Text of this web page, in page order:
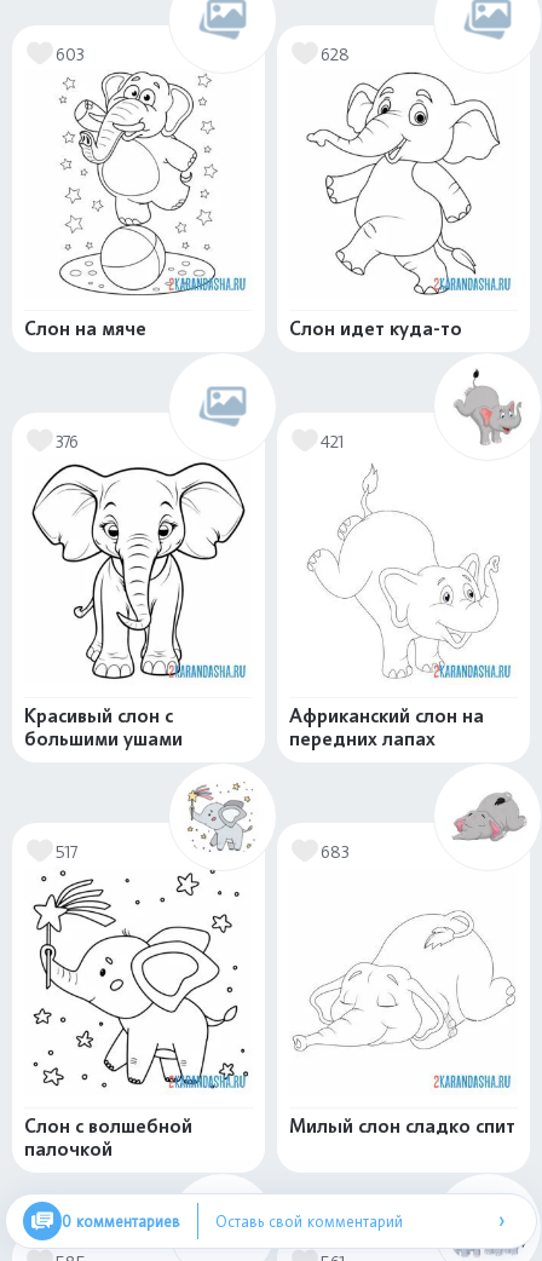
603
Слон на мяче
628
Слон идет куда-то
376
Красивый слон с
большими ушами
421
Африканский слон на
передних лапах
517
Слон с волшебной
палочкой
683
Милый слон сладко спит
0 комментариев Оставь свой комментарий ›